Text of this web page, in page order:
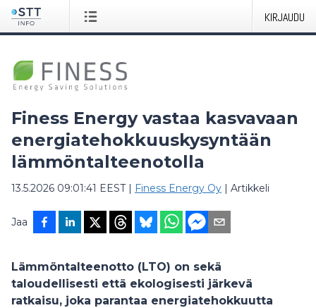
KIRJAUDU
Finess Energy vastaa kasvavaan
energiatehokkuuskysyntään
lämmöntalteenotolla
13.5.2026 09:01:41 EEST| Finess Energy Oy | Artikkeli
Jaa
Lämmöntalteenotto (LTO) on sekä
taloudellisesti että ekologisesti järkevä
ratkaisu, joka parantaa energiatehokkuutta